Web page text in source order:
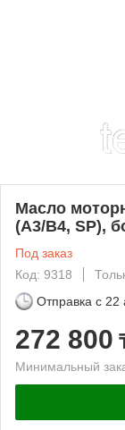
Масло
(A3/B4, SP),
Под заказ
Код: 9318
Отправка с 22
272 800
Минимальный